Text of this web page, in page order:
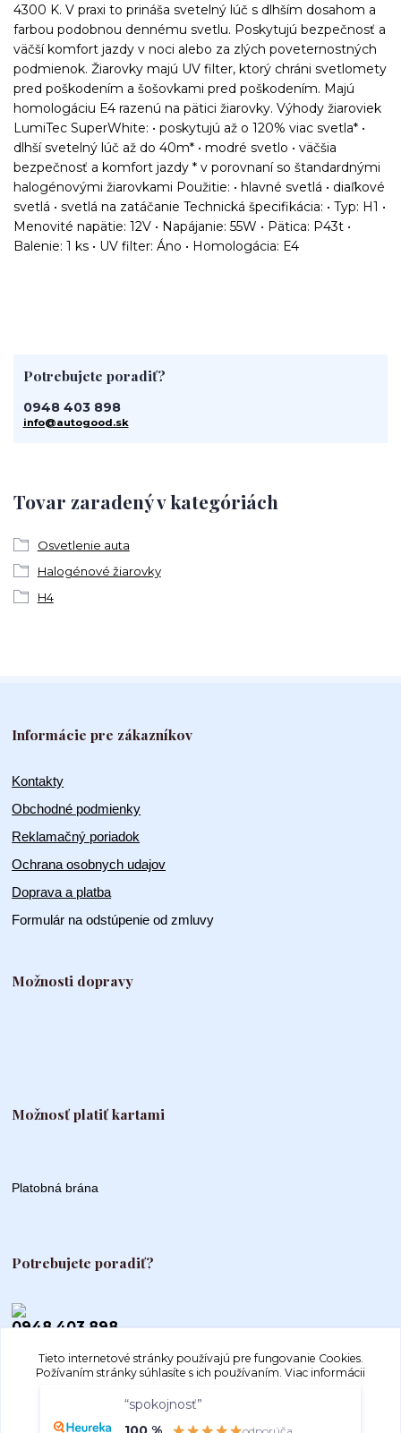
4300 K. V praxi to prináša svetelný lúč s dlhším dosahom a
farbou podobnou dennému svetlu. Poskytujú bezpečnosť a
väčší komfort jazdy v noci alebo za zlých poveternostných
podmienok. Žiarovky majú UV filter, ktorý chráni svetlomety
pred poškodením a šošovkami pred poškodením. Majú
homologáciu E4 razenú na pätici žiarovky. Výhody žiaroviek
LumiTec SuperWhite: • poskytujú až o 120% viac svetla* •
dlhší svetelný lúč až do 40m* • modré svetlo • väčšia
bezpečnosť a komfort jazdy * v porovnaní so štandardnými
halogénovými žiarovkami Použitie: • hlavné svetlá • diaľkové
svetlá • svetlá na zatáčanie Technická špecifikácia: • Typ: H1 •
Menovité napätie: 12V • Napájanie: 55W • Pätica: P43t •
Balenie: 1 ks • UV filter: Áno • Homologácia: E4
Tovar zaradený v kategóriách
Osvetlenie auta
Halogénové žiarovky
H4
Potrebujete poradiť?
0948 403 898
info@autogood.sk
Informácie pre zákazníkov
Kontakty
Obchodné podmienky
Reklamačný poriadok
Ochrana osobnych udajov
Doprava a platba
Formulár na odstúpenie od zmluvy
Možnosti dopravy
Možnosť platiť kartami
Platobná brána
Potrebujete poradiť?
0948 403 898
info@autogood.sk
Tieto internetové stránky používajú pre fungovanie Cookies.
Požívaním stránky súhlasíte s ich používaním. Viac informácii
Nastavenia Súhlasím
“spokojnosť”
odporúča